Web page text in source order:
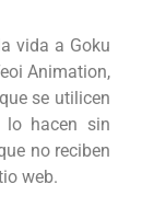
vida a Goku
Animation,
se utilicen
lo hacen sin
no reciben
web.